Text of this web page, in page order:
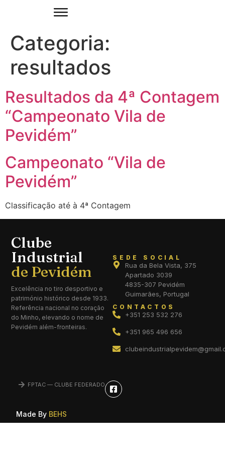
Categoria:
resultados
Resultados da 4ª Contagem
“Campeonato Vila de
Pevidém”
Campeonato “Vila de
Pevidém”
Classificação até à 4ª Contagem
FPTAC — CLUBE FEDERADO
Made By BEHS
Clube
Industrial
Excelência no tiro desportivo e
património histórico desde 1933.
Referência nacional no coração
do Minho, elevando o nome de
Pevidém além-fronteiras.
SEDE SOCIAL
Rua da Bela Vista, 375
Apartado 3039
4835-307 Pevidém
Guimarães, Portugal
CONTACTOS
+351 253 532 276
+351 965 496 656